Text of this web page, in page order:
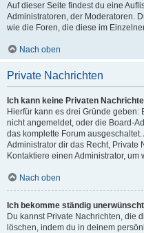
Auf dieser Seite findest du eine
Administratoren, der Moderatoren.
wie die Foren, die diese im
Nach oben
Private Nachrichten
Ich kann keine Privaten
Hierfür kann es drei Gründe geben:
nicht angemeldet, oder die Board-
das komplette Forum
Administrator dir das Recht, Private
Kontaktiere einen Administrator,
Nach oben
Ich bekomme ständig
Du kannst Private Nachrichten, die
löschen, indem du in deinem